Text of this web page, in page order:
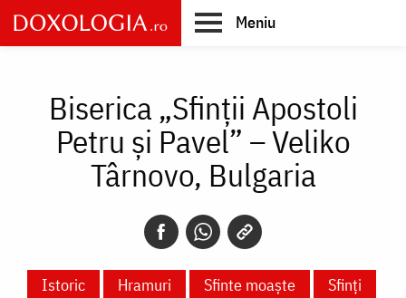
Skip
to
main
Meniu
Biserica „Sfinții Apostoli
Petru și Pavel” – Veliko
Târnovo, Bulgaria
Istoric Hramuri Sfinte moaște
Sfinți